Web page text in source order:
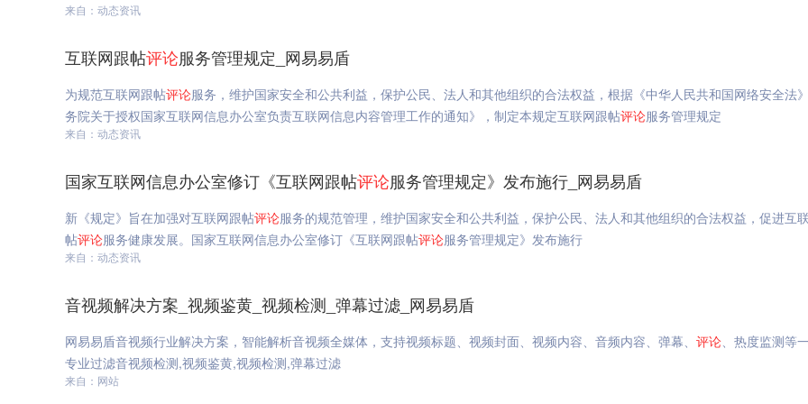
来自：动态资讯
互联网跟帖评论服务管理规定_网易易盾
为规范互联网跟帖评论服务，维护国家安全和公共利益，保护公民、法人和其他组织的合法权益，根据《中华人民共和国网络安全法
务院关于授权国家互联网信息办公室负责互联网信息内容管理工作的通知》，制定本规定互联网跟帖评论服务管理规定
来自：动态资讯
国家互联网信息办公室修订《互联网跟帖评论服务管理规定》发布施行_网易易盾
新《规定》旨在加强对互联网跟帖评论服务的规范管理，维护国家安全和公共利益，保护公民、法人和其他组织的合法权益，促进互
帖评论服务健康发展。国家互联网信息办公室修订《互联网跟帖评论服务管理规定》发布施行
来自：动态资讯
音视频解决方案_视频鉴黄_视频检测_弹幕过滤_网易易盾
网易易盾音视频行业解决方案，智能解析音视频全媒体，支持视频标题、视频封面、视频内容、音频内容、弹幕、 评论、热度监测等
专业过滤音视频检测,视频鉴黄,视频检测,弹幕过滤
来自：网站